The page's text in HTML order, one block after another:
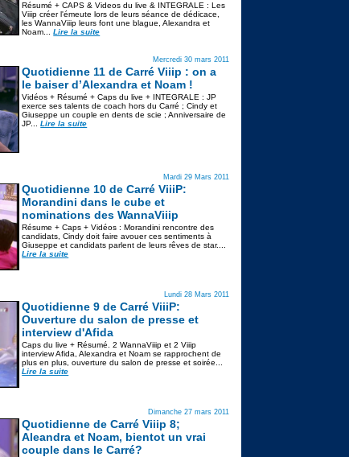
Résumé + CAPS & Videos du live & INTEGRALE : Les
Viiip créer l'émeute lors de leurs séance de dédicace,
les WannaViiip leurs font une blague, Alexandra et
Noam...Lire la suite
Mercredi 30 mars 2011
Quotidienne 11 de Carré Viiip : on a
le baiser d’Alexandra et Noam !
Vidéos + Résumé + Caps du live + INTEGRALE : JP
exerce ses talents de coach hors du Carré ; Cindy et
Giuseppe un couple en dents de scie ; Anniversaire de
JP...Lire la suite
Mardi 29 Mars 2011
Quotidienne 10 de Carré ViiiP:
Morandini dans le cube et
nominations des WannaViiip
Résume + Caps + Vidéos : Morandini rencontre des
candidats, Cindy doit faire avouer ces sentiments à
Giuseppe et candidats parlent de leurs rêves de star....
Lire la suite
Lundi 28 Mars 2011
Quotidienne 9 de Carré ViiiP:
Ouverture du salon de presse et
interview d'Afida
Caps du live + Résumé. 2 WannaViiip et 2 Viiip
interview Afida, Alexandra et Noam se rapprochent de
plus en plus, ouverture du salon de presse et soirée...
Lire la suite
Dimanche 27 mars 2011
Quotidienne de Carré Viiip 8;
Aleandra et Noam, bientot un vrai
couple dans le Carré?